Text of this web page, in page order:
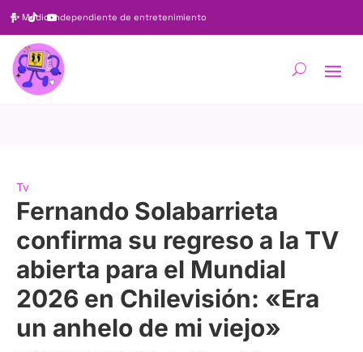
✨ Medio independiente de entretenimiento
Tv
Fernando Solabarrieta
confirma su regreso a la TV
abierta para el Mundial
2026 en Chilevisión: «Era
un anhelo de mi viejo»